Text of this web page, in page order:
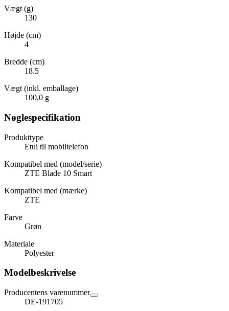
Vægt (g)
130
Højde (cm)
4
Bredde (cm)
18.5
Vægt (inkl. emballage)
100,0 g
Nøglespecifikation
Produkttype
Etui til mobiltelefon
Kompatibel med (model/serie)
ZTE Blade 10 Smart
Kompatibel med (mærke)
ZTE
Farve
Grøn
Materiale
Polyester
Modelbeskrivelse
Producentens varenummer
DE-191705